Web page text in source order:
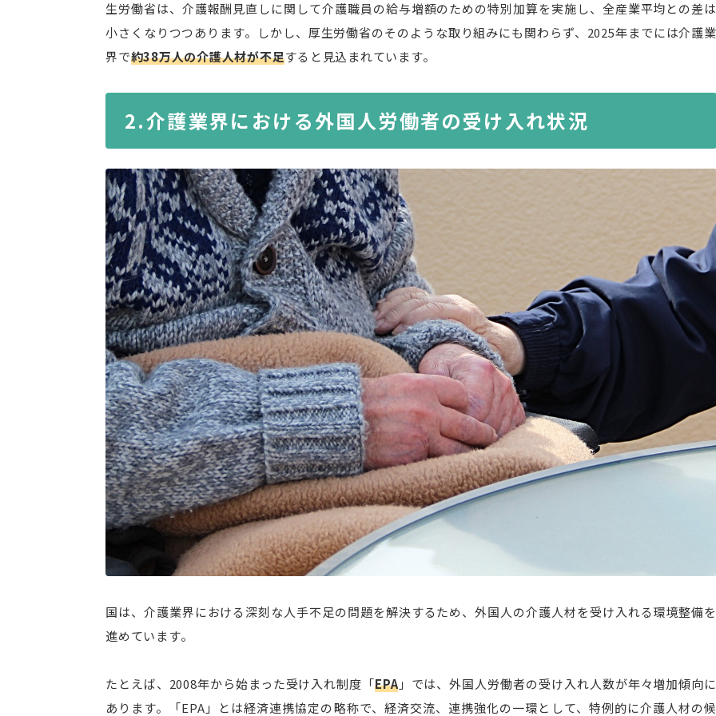
生労働省は、介護報酬見直しに関して介護職員の給与増額のための特別加算を実施し、全産業平均との差は
小さくなりつつあります。しかし、厚生労働省のそのような取り組みにも関わらず、2025年までには介護業
界で約38万人の介護人材が不足すると見込まれています。
介護業界における外国人労働者の受け入れ状況
国は、介護業界における深刻な人手不足の問題を解決するため、外国人の介護人材を受け入れる環境整備を
進めています。
たとえば、2008年から始まった受け入れ制度「EPA 」では、外国人労働者の受け入れ人数が年々増加傾向
あります。「EPA」とは経済連携協定の略称で、経済交流、連携強化の一環として、特例的に介護人材の候